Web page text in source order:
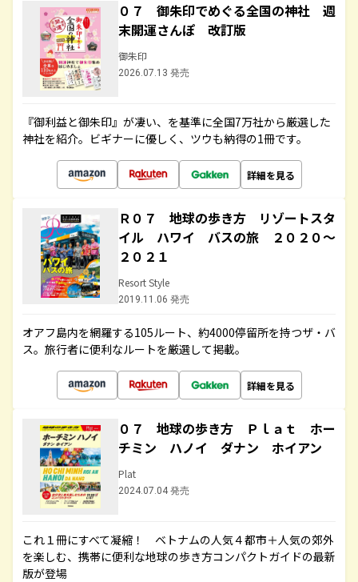
０７ 御朱印でめぐる全国の神社 週
末開運さんぽ 改訂版
御朱印
2026.07.13 発売
『御利益と御朱印』が凄い、を基準に全国7万社から厳選した
神社を紹介。ビギナーに優しく、ツウも納得の1冊です。
詳細を見る
Ｒ０７ 地球の歩き方 リゾートスタ
イル ハワイ バスの旅 ２０２０～
２０２１
Resort Style
2019.11.06 発売
オアフ島内を網羅する105ルート、約4000停留所を持つザ・バ
ス。旅行者に便利なルートを厳選して掲載。
詳細を見る
０７ 地球の歩き方 Ｐｌａｔ ホー
チミン ハノイ ダナン ホイアン
Plat
2024.07.04 発売
これ１冊にすべて凝縮！ ベトナムの人気４都市＋人気の郊外
を楽しむ、携帯に便利な地球の歩き方コンパクトガイドの最新
版が登場